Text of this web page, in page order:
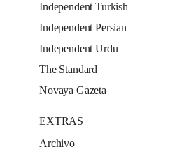
Independent Turkish
Independent Persian
Independent Urdu
The Standard
Novaya Gazeta
EXTRAS
Archivo